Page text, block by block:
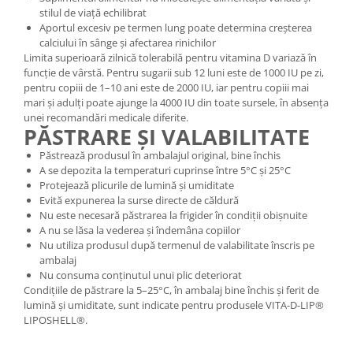
stilul de viață echilibrat
Aportul excesiv pe termen lung poate determina creșterea
calciului în sânge și afectarea rinichilor
Limita superioară zilnică tolerabilă pentru vitamina D variază în
funcție de vârstă. Pentru sugarii sub 12 luni este de 1000 IU pe zi,
pentru copiii de 1–10 ani este de 2000 IU, iar pentru copiii mai
mari și adulți poate ajunge la 4000 IU din toate sursele, în absența
unei recomandări medicale diferite.
PĂSTRARE ȘI VALABILITATE
Păstrează produsul în ambalajul original, bine închis
A se depozita la temperaturi cuprinse între 5°C și 25°C
Protejează plicurile de lumină și umiditate
Evită expunerea la surse directe de căldură
Nu este necesară păstrarea la frigider în condiții obișnuite
A nu se lăsa la vederea și îndemâna copiilor
Nu utiliza produsul după termenul de valabilitate înscris pe
ambalaj
Nu consuma conținutul unui plic deteriorat
Condițiile de păstrare la 5–25°C, în ambalaj bine închis și ferit de
lumină și umiditate, sunt indicate pentru produsele VITA-D-LIP®
LIPOSHELL®.